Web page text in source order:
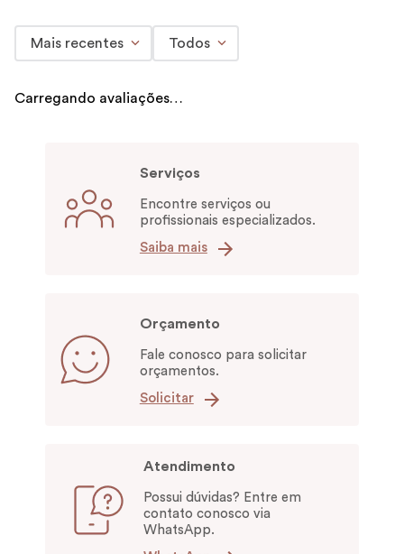
Mais recentes Todos
Carregando avaliações…
Serviços
Encontre serviços ou
profissionais especializados.
Saiba mais
Orçamento
Fale conosco para solicitar
orçamentos.
Solicitar
Atendimento
Possui dúvidas? Entre em
contato conosco via
WhatsApp.